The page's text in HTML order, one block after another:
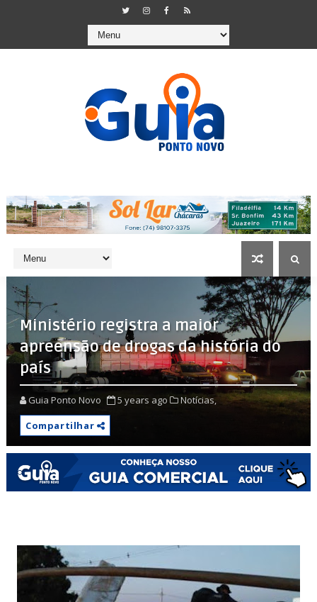
Ministério registra a maior
apreensão de drogas da história do
país
Guia Ponto Novo 5 years ago
Notícias,
Compartilhar